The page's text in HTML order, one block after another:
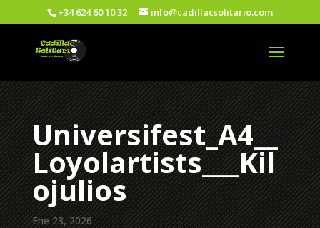
+34 624 60 10 32 info@cadillacsolitario.com
Universifest_A4__
Loyolartists___Kil
ojulios
Ene 23, 2026